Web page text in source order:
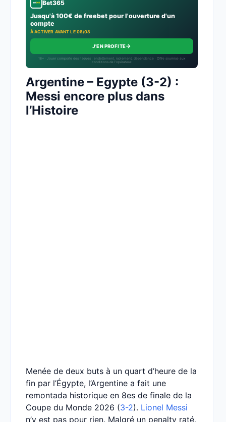
Bet365
Jusqu'à 100€ de freebet pour l'ouverture d'un
compte
À ACTIVER AVANT LE 08/08
J'EN PROFITE→
18+ · Jouer comporte des risques : endettement, isolement, dépendance · Offre soumise aux
conditions de l’opérateur.
Argentine – Egypte (3-2) :
Messi encore plus dans
l’Histoire
Menée de deux buts à un quart d’heure de la
fin par l’Égypte, l’Argentine a fait une
remontada historique en 8es de finale de la
Coupe du Monde 2026 (3-2). Lionel Messi
n’y est pas pour rien. Malgré un penalty raté,